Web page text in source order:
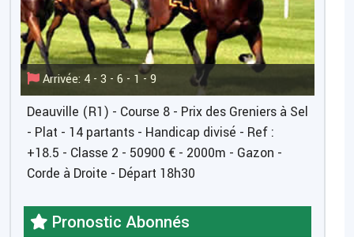
Arrivée: 4 - 3 - 6 - 1 - 9
Deauville (R1) - Course 8 - Prix des Greniers à Sel
- Plat - 14 partants - Handicap divisé - Ref :
+18.5 - Classe 2 - 50900 € - 2000m - Gazon -
Corde à Droite - Départ 18h30
Pronostic Abonnés